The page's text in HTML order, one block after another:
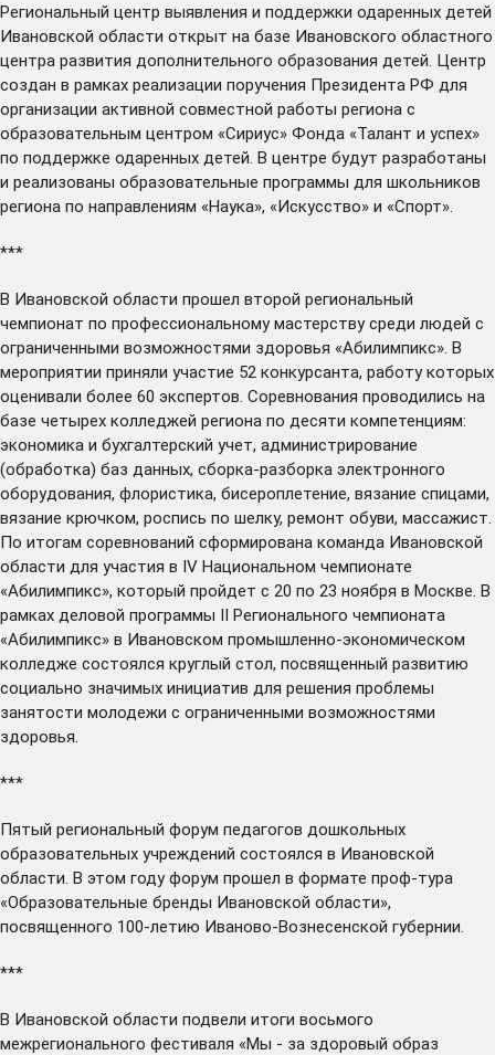
Региональный центр выявления и поддержки одаренных детей
Ивановской области открыт на базе Ивановского областного
центра развития дополнительного образования детей. Центр
создан в рамках реализации поручения Президента РФ для
организации активной совместной работы региона с
образовательным центром «Сириус» Фонда «Талант и успех»
по поддержке одаренных детей. В центре будут разработаны
и реализованы образовательные программы для школьников
региона по направлениям «Наука», «Искусство» и «Спорт».
***
В Ивановской области прошел второй региональный
чемпионат по профессиональному мастерству среди людей с
ограниченными возможностями здоровья «Абилимпикс». В
мероприятии приняли участие 52 конкурсанта, работу которых
оценивали более 60 экспертов. Соревнования проводились на
базе четырех колледжей региона по десяти компетенциям:
экономика и бухгалтерский учет, администрирование
(обработка) баз данных, сборка-разборка электронного
оборудования, флористика, бисероплетение, вязание спицами,
вязание крючком, роспись по шелку, ремонт обуви, массажист.
По итогам соревнований сформирована команда Ивановской
области для участия в IV Национальном чемпионате
«Абилимпикс», который пройдет с 20 по 23 ноября в Москве. В
рамках деловой программы II Регионального чемпионата
«Абилимпикс» в Ивановском промышленно-экономическом
колледже состоялся круглый стол, посвященный развитию
социально значимых инициатив для решения проблемы
занятости молодежи с ограниченными возможностями
здоровья.
***
Пятый региональный форум педагогов дошкольных
образовательных учреждений состоялся в Ивановской
области. В этом году форум прошел в формате проф-тура
«Образовательные бренды Ивановской области»,
посвященного 100-летию Иваново-Вознесенской губернии.
***
В Ивановской области подвели итоги восьмого
межрегионального фестиваля «Мы - за здоровый образ